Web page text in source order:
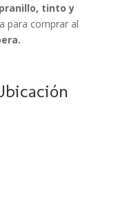
tinto y
para comprar al